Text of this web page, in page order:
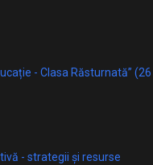
- Clasa Răsturnată” (26
- strategii și resurse